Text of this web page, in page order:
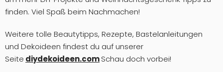
finden. Viel Spaß beim Nachmachen!
Weitere tolle Beautytipps, Rezepte, Bastelanleitungen
und Dekoideen findest du auf unserer
Seite diydekoideen.comSchau doch vorbei!